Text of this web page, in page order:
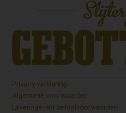
Privacy verklaring
Algemene voorwaarden
Leverings- en betaalvoorwaarden